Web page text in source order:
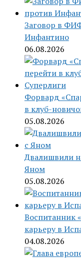
Заговор в
Инфантино
06.08.2026
Форвард
в клуб-
05.08.2026
Двалишвили
Яном
05.08.2026
Воспитанник
карьеру в
04.08.2026